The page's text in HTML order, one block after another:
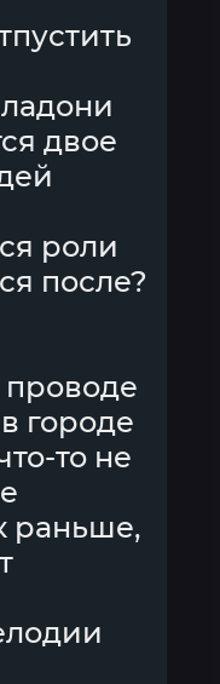
двое
роли
после?
проводе
городе
то не
раньше,